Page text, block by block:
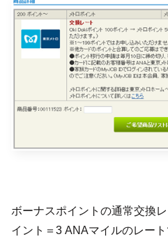
ボーナスポイントの通常交換
イント＝3 ANAマイルのレー